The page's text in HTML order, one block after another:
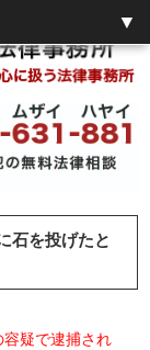
石を投げたと
疑で逮捕され